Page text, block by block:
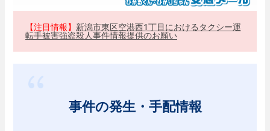
【注目情報】 新潟市東区空港西1丁目におけるタクシー運
転手被害強盗殺人事件情報提供のお願い
事件の発生・手配情報